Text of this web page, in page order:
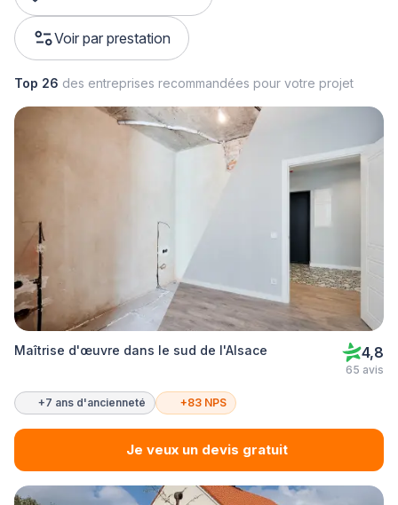
Voir par prestation
Top 26 des entreprises recommandées pour votre projet
Maîtrise d'œuvre dans le sud de l'Alsace 4,8
65 avis
+7 ans d'ancienneté +83 NPS
Je veux un devis gratuit